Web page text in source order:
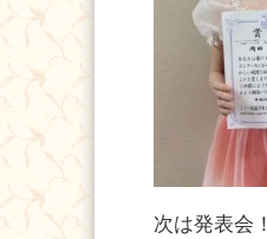
次は発表会！